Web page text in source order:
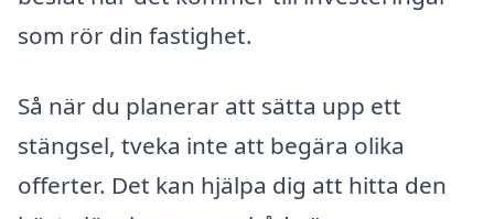
som rör din fastighet.
Så när du planerar att sätta upp ett
stängsel, tveka inte att begära olika
offerter. Det kan hjälpa dig att hitta den